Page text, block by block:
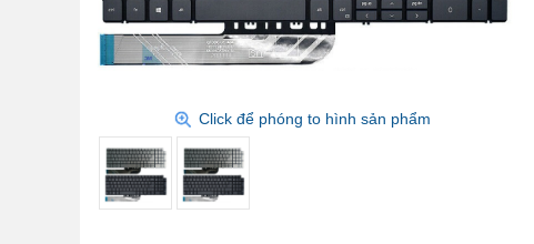
Click để phóng to hình sản phẩm